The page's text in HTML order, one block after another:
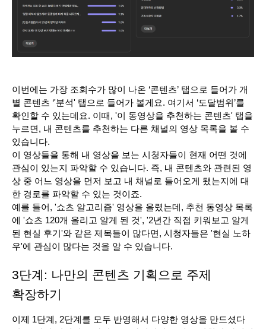
이번에는 가장 조회수가 많이 나온 ‘콘텐츠’ 탭으로 들어가 개
별 콘텐츠 ‘'분석' 탭으로 들어가 볼게요. 여기서 ‘도달범위’를
확인할 수 있는데요. 이때, '이 동영상을 추천하는 콘텐츠' 탭을
누르면, 내 콘텐츠를 추천하는 다른 채널의 영상 목록을 볼 수
있습니다.
이 영상들을 통해 내 영상을 보는 시청자들이 현재 어떤 것에
관심이 있는지 파악할 수 있습니다. 즉, 내 콘텐츠와 관련된 영
상 중 어느 영상을 먼저 보고 내 채널로 들어오게 됐는지에 대
한 경로를 파악할 수 있는 것이죠.
예를 들어, '쇼츠 알고리즘' 영상을 올렸는데, 추천 동영상 목록
에 '쇼츠 120개 올리고 알게 된 것', '2년간 직접 키워보고 알게
된 현실 후기'와 같은 제목들이 많다면, 시청자들은 '현실 노하
우'에 관심이 많다는 것을 알 수 있습니다.
3단계: 나만의 콘텐츠 기획으로 주제
확장하기
이제 1단계, 2단계를 모두 반영해서 다양한 영상을 만드셨다